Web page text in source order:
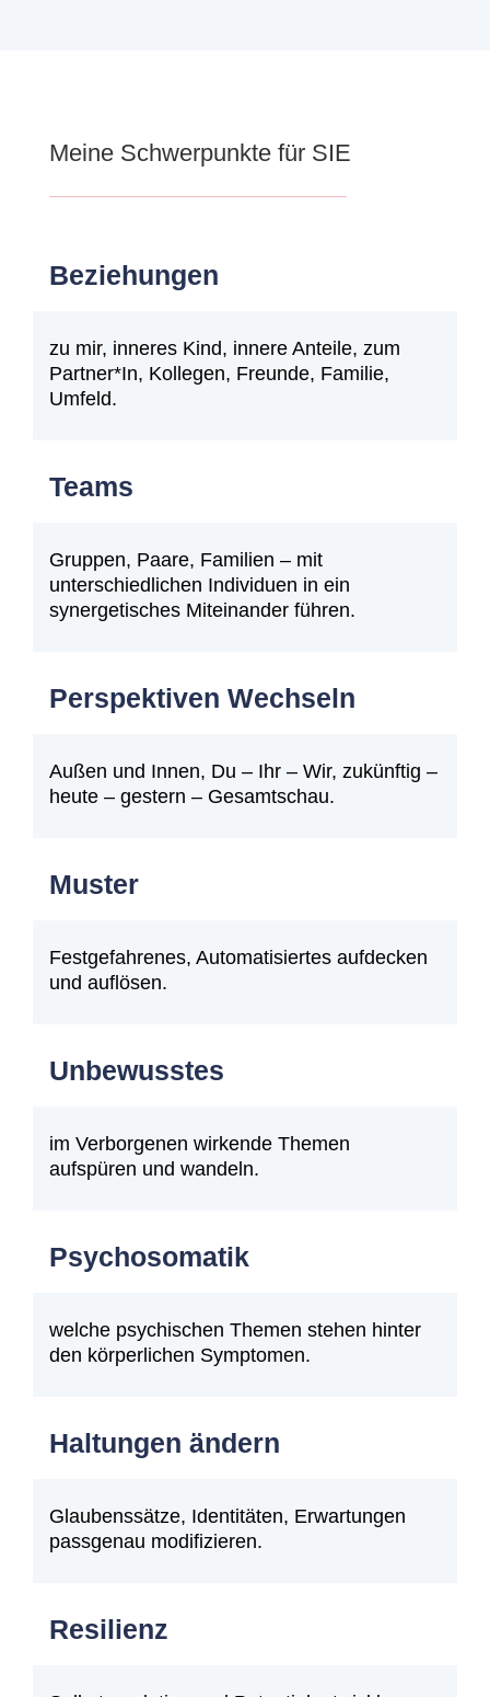
Meine Schwerpunkte für SIE
Beziehungen
zu mir, inneres Kind, innere Anteile, zum
Partner*In, Kollegen, Freunde, Familie,
Umfeld.
Teams
Gruppen, Paare, Familien – mit
unterschiedlichen Individuen in ein
synergetisches Miteinander führen.
Perspektiven Wechseln
Außen und Innen, Du – Ihr – Wir, zukünftig –
heute – gestern – Gesamtschau.
Muster
Festgefahrenes, Automatisiertes aufdecken
und auflösen.
Unbewusstes
im Verborgenen wirkende Themen
aufspüren und wandeln.
Psychosomatik
welche psychischen Themen stehen hinter
den körperlichen Symptomen.
Haltungen ändern
Glaubenssätze, Identitäten, Erwartungen
passgenau modifizieren.
Resilienz